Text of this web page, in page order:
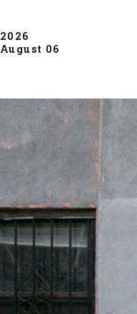
2026
August 06